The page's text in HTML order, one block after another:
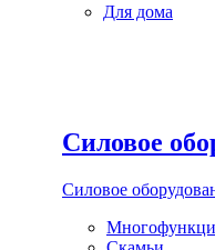
Для дома
Силовое
Силовое